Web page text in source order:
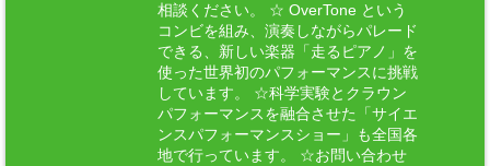
相談ください。 ☆ OverTone という
コンビを組み、演奏しながらパレード
できる、新しい楽器「走るピアノ」を
使った世界初のパフォーマンスに挑戦
しています。 ☆科学実験とクラウン
パフォーマンスを融合させた「サイエ
ンスパフォーマンスショー」も全国各
地で行っています。 ☆お問い合わせ